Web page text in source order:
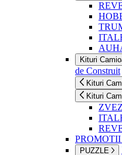
Kituri
de Construit
Kituri
Kituri
PUZZLE